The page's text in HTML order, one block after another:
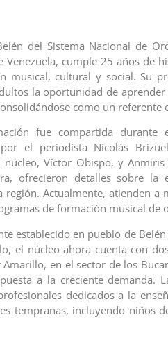
del Sistema Nacional de
Venezuela, cumple 25 años de
musical, cultural y social. Su
la oportunidad de
como un referente
fue compartida durante
el periodista Nicolás
núcleo, Víctor Obispo, y
ofrecieron detalles sobre
región. Actualmente, atienden a
de formación musical de
establecido en pueblo de
el núcleo ahora cuenta con
en el sector de los
a la creciente demanda.
dedicados a la
tempranas, incluyendo niños